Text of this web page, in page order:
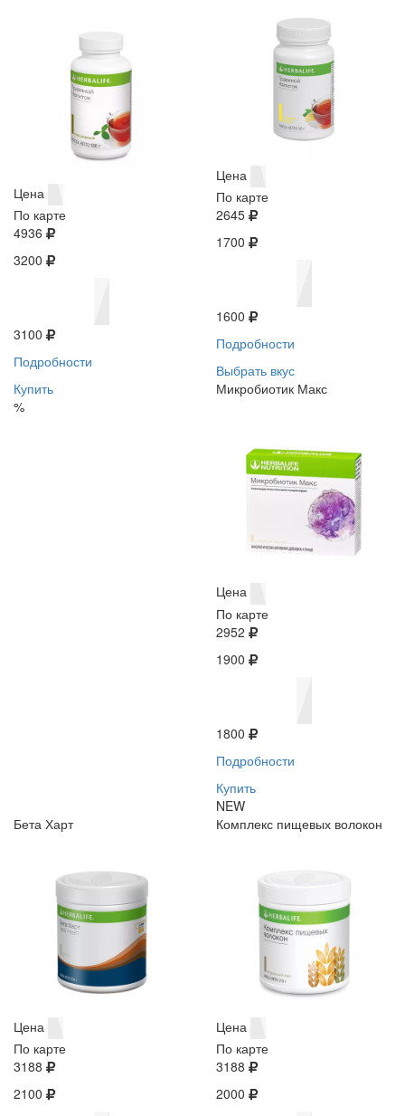
Цена
По карте
4936
3200
3100
Подробности
Купить
%
Цена
По карте
2645
1700
1600
Подробности
Выбрать вкус
Микробиотик Макс
Цена
По карте
2952
1900
1800
Подробности
Купить
NEW
Бета Харт
Цена
По карте
3188
2100
Комплекс пищевых волокон
Цена
По карте
3188
2000